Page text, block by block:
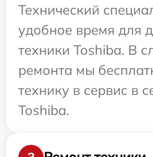
Технический
удобное время для
техники Toshiba. В
ремонта мы
технику в сервис в
Toshiba.